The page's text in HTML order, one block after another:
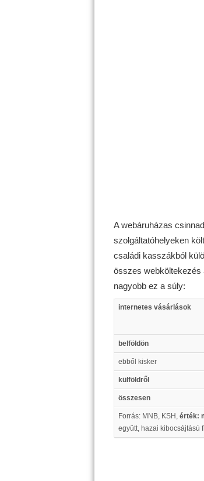
A webáruházas
szolgáltatóhelyeken
családi kasszákból
összes webköltekezés
nagyobb ez a súly:
internetes vásárlások
belföldön
ebből kisker
külföldről
összesen
Forrás: MNB, KSH, érték:
együtt, hazai kibocsájtású